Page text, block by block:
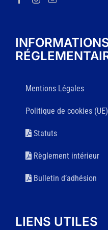
Mentions Légales
Politique de cookies (UE)
Statuts
Règlement intérieur
Bulletin d’adhésion
LIENS UTILES